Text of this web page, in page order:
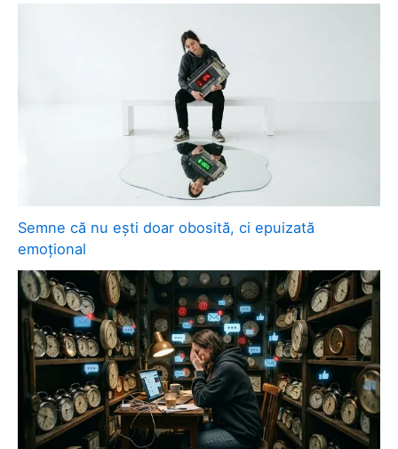
Semne că nu ești doar obosită, ci epuizată
emoțional